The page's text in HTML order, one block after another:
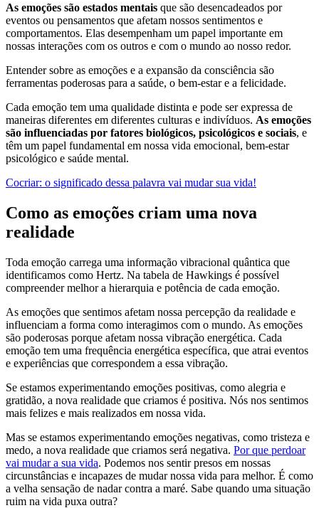
As emoções são estados mentais que são desencadeados por
eventos ou pensamentos que afetam nossos sentimentos e
comportamentos. Elas desempenham um papel importante em
nossas interações com os outros e com o mundo ao nosso redor.
Entender sobre as emoções e a expansão da consciência são
ferramentas poderosas para a saúde, o bem-estar e a felicidade.
Cada emoção tem uma qualidade distinta e pode ser expressa de
maneiras diferentes em diferentes culturas e indivíduos. As emoções
são influenciadas por fatores biológicos, psicológicos e sociais, e
têm um papel fundamental em nossa vida emocional, bem-estar
psicológico e saúde mental.
Cocriar: o significado dessa palavra vai mudar sua vida!
Como as emoções criam uma nova
realidade
Toda emoção carrega uma informação vibracional quântica que
identificamos como Hertz. Na tabela de Hawkings é possível
compreender melhor a hierarquia e potência de cada emoção.
As emoções que sentimos afetam nossa percepção da realidade e
influenciam a forma como interagimos com o mundo. As emoções
são poderosas porque afetam nossa vibração energética. Cada
emoção tem uma frequência energética específica, que atrai eventos
e experiências que correspondem a essa vibração.
Se estamos experimentando emoções positivas, como alegria e
gratidão, a nova realidade que criamos é positiva. Nós nos sentimos
mais felizes e mais realizados em nossa vida.
Mas se estamos experimentando emoções negativas, como tristeza e
medo, a nova realidade que criamos será negativa. Por que perdoar
vai mudar a sua vida. Podemos nos sentir presos em nossas
circunstâncias e incapazes de mudar nossa vida para melhor. É como
a velha sensação de nadar contra a maré. Sabe quando uma situação
ruim na vida puxa outra?